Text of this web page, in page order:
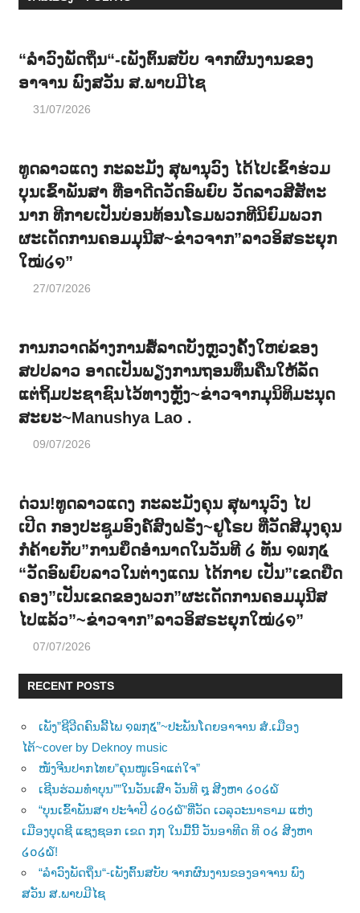
“ລຳວົງພັດຖິ່ນ“-ເພັງຕົ້ນສບັບ ຈາກຜົນງານຂອງ
ອາຈານ ພົງສວັນ ສ.ພາບມີໄຊ
31/07/2026
ທູດລາວແດງ ກະລະມັງ ສຸພານຸວົງ ໄດ້ໄປເຂົ້າຮ່ວມ
ບຸນເຂົ້າພັນສາ ທີ່ອາດີດວັດອົພຍົບ ວັດລາວສີສັຕະ
ນາກ ທີກາຍເປັນບ່ອນທ້ອນໂຣມພວກທີນິຍົມພວກ
ຜະເດັດການຄອມມຸນີສ~ຂ່າວຈາກ”ລາວອິສຣະຍຸກ
ໃໝ່໒໑”
27/07/2026
ການກວາດລ້າງການສໍ້ລາດບັງຫຼວງຄັ້ງໃຫຍ່ຂອງ
ສປປລາວ ອາດເປັນພຽງການຖອນທຶນຄືນໃຫ້ລັດ
ແຕ່ຖິ້ມປະຊາຊົນໄວ້ທາງຫຼັງ~ຂ່າວຈາກມຸນິທິມະນຸດ
ສະຍະ~Manushya Lao .
09/07/2026
ດ່ວນ!ທູດລາວແດງ ກະລະມັງຄຸນ ສຸພານຸວົງ ໄປ
ເປີດ ກອງປະຊູມອົງຄ໌ສົງຝຣັ່ງ~ຢູໂຣບ ທີ່ວັດສີມຸງຄຸນ
ກໍຄ້າຍກັບ”ການຍຶດອຳນາດໃນວັນທີ ໒ ທັນ ໑໙໗໕
“ວັດອົພຍົບລາວໃນຕ່າງແດນ ໄດ້ກາຍ ເປັນ”ເຂດຍືດ
ຄອງ”ເປັນເຂດຂອງພວກ”ຜະເດັດການຄອມມຸນີສ
ໄປແລ້ວ”~ຂ່າວຈາກ”ລາວອິສຣະຍຸກໃໝ່໒໑”
07/07/2026
RECENT POSTS
ເພັງ”ຊີວີດຄົນລີ້ໄພ ໑໙໗໕”~ປະພັນໂດຍອາຈານ ສໍ.ເມືອງ
ໄຕ້~cover by Deknoy music
ໜັງຈີນປາກໄທຍ”ຄຸນໜູເອົາແຕ່ໃຈ”
ເຊີນຮ່ວມທຳບຸນ””ໃນວັນເສົາ ວັນທີ ໘ ສີງຫາ ໒໐໒໖
“ບຸນເຂົ້າພັນສາ ປະຈຳປີ ໒໐໒໖”ທີ່ວັດ ເວລຸວະນາຣາມ ແຫ່ງ
ເມືອງບຸດຊີ ແຊງຊອກ ເຂດ ໗໗ ໃນມື້ນີ້ ວັນອາທີດ ທີ ໐໒ ສີງຫາ
໒໐໒໖!
“ລຳວົງພັດຖິ່ນ“-ເພັງຕົ້ນສບັບ ຈາກຜົນງານຂອງອາຈານ ພົງ
ສວັນ ສ.ພາບມີໄຊ